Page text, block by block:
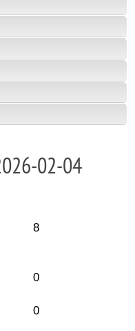
02-04
8
0
0